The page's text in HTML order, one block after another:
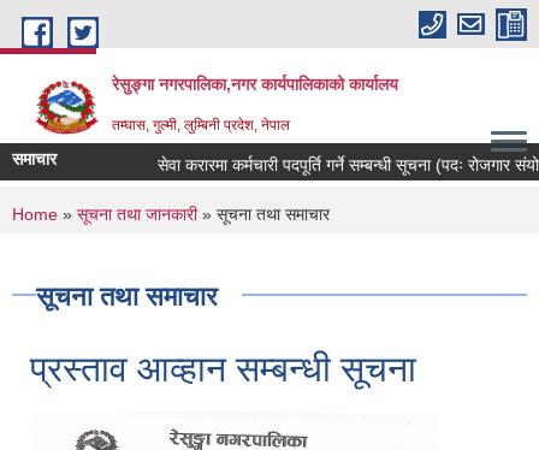
Skip to main content
रेसुङ्गा नगरपालिका,नगर कार्यपालिकाको कार्यालय
तम्घास, गुल्मी, लुम्बिनी प्रदेश, नेपाल
समाचार सेवा करारमा कर्मचारी पदपूर्ति गर्ने सम्बन्धी सूचना (पदः रोजगार संयोजक,
You are here
Home » सूचना तथा जानकारी» सूचना तथा समाचार
सूचना तथा समाचार
प्रस्ताव आव्हान सम्बन्धी सूचना